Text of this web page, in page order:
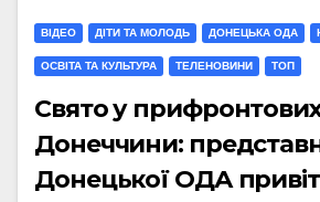
ВІДЕО ДІТИ ТА МОЛОДЬ ДОНЕЦЬКА ОДА
ОСВІТА ТА КУЛЬТУРА ТЕЛЕНОВИНИ ТОП
Свято у прифронтових
Донеччини:
Донецької ОДА